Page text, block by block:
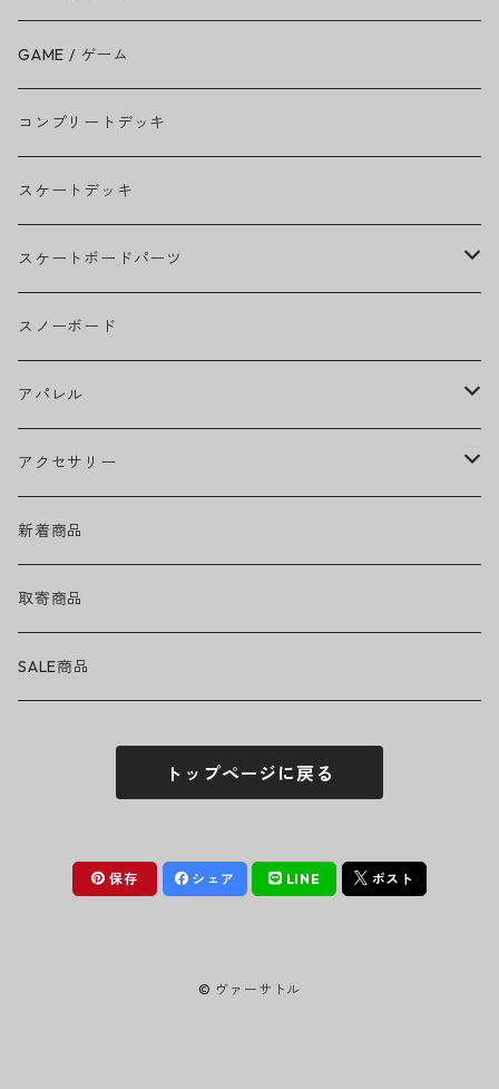
BEASTIE BOYS
THE BEATLES
BILLIE EILISH
BOB MARLEY
CAMILA CABELLO
Ed Sheeran
EMINEM
GREEN DAY
GUNS N' ROSES
LADY GAGA
MICHAEL JACKSON
MY CHEMICAL ROMANCE
GAME / ゲーム
コンプリートデッキ
スケートデッキ
スケートボードパーツ
グリップテープ
ウィール
ベアリング
トラック
ヘルメット・プロテクター
アクセサリー・小物
スノーボード
アパレル
ヘッドウェア
キャップ
ハット
ネックウェア
トップス
Tシャツ・ロングTシャツ
ボトムス
パンツ・ズボン
アクセサリー
ハードグッズ
バッグ・ポーチ
サングラス
フィギュア
新着商品
取寄商品
SALE商品
トップページに戻る
保存 シェア LINE ポスト
© ヴァーサトル